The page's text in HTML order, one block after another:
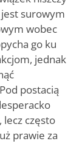
surowym
wobec
go ku
jednak
postacią
często
prawie za